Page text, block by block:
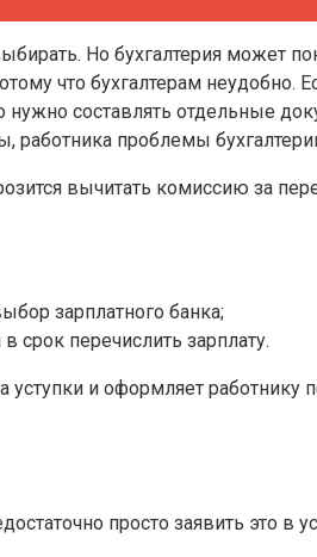
Но бухгалтерия может
что бухгалтерам неудобно.
нужно составлять отдельные
проблемы
вычитать комиссию за
зарплатного банка;
срок перечислить зарплату.
уступки и оформляет
просто заявить это в